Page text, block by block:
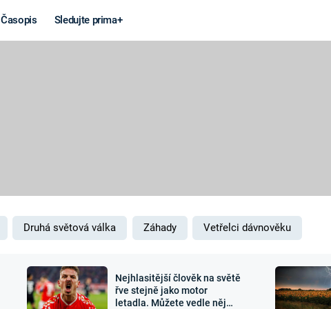
Časopis Sledujte prima+
MARS
Záhady a
Zajímavosti
Druhá světová válka Záhady Vetřelci dávnověku
Nejhlasitější člověk na světě
řve stejně jako motor
letadla. Můžete vedle něj